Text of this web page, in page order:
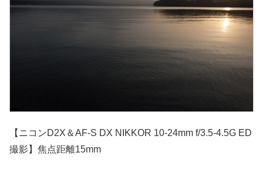
【ニコンD2X＆AF-S DX NIKKOR 10-24mm f/3.5-4.5G ED
撮影】焦点距離15mm